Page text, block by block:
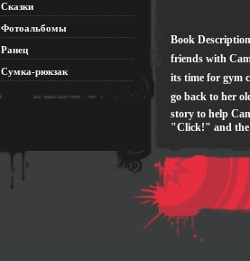
Сказки
Фотоальбомы
Ранец
Сумка-рюкзак
Book
friends with
its time for gym
go back to her
story to help
"Click!" and the